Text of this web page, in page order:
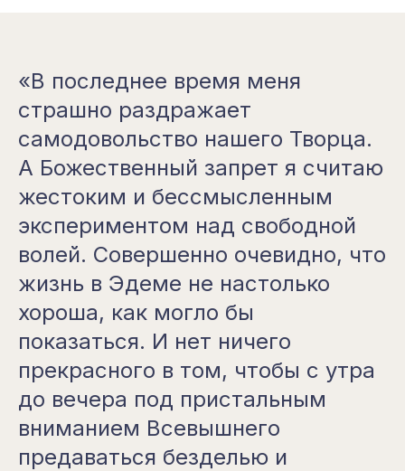
«В последнее время меня
страшно раздражает
самодовольство нашего Творца.
А Божественный запрет я считаю
жестоким и бессмысленным
экспериментом над свободной
волей. Совершенно очевидно, что
жизнь в Эдеме не настолько
хороша, как могло бы
показаться. И нет ничего
прекрасного в том, чтобы с утра
до вечера под пристальным
вниманием Всевышнего
предаваться безделью и